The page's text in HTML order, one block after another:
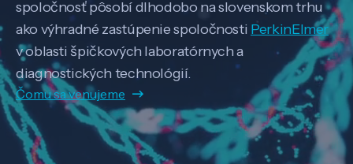
spoločnosť pôsobí dlhodobo na slovenskom trhu
ako výhradné zastúpenie spoločnosti PerkinElmer
v oblasti špičkových laboratórnych a
diagnostických technológií.
Čomu sa venujeme